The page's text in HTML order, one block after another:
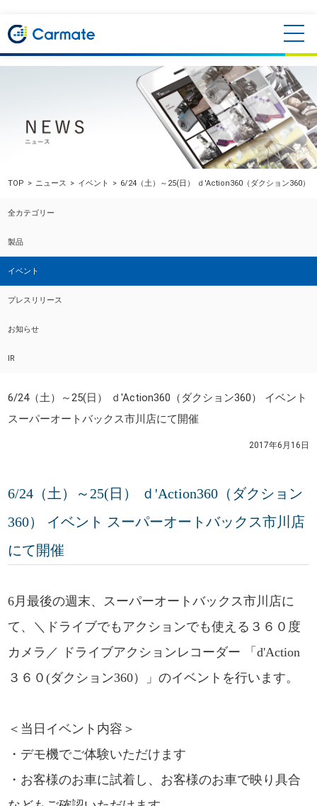
TOP ニュース イベント 6/24（土）～25(日） ｄ'Action360（ダクション360）
全カテゴリー
製品
イベント
プレスリリース
お知らせ
IR
6/24（土）～25(日） ｄ'Action360（ダクション360） イベント
スーパーオートバックス市川店にて開催
2017年6月16日
6/24（土）～25(日） ｄ'Action360（ダクション
360） イベント スーパーオートバックス市川店
にて開催
6月最後の週末、スーパーオートバックス市川店に
て、＼ドライブでもアクションでも使える３６０度
カメラ／ ドライブアクションレコーダー 「d'Action
３６０(ダクション360）」のイベントを行います。
＜当日イベント内容＞
・デモ機でご体験いただけます
・ お客様のお車に試着し、お客様のお車で映り具合